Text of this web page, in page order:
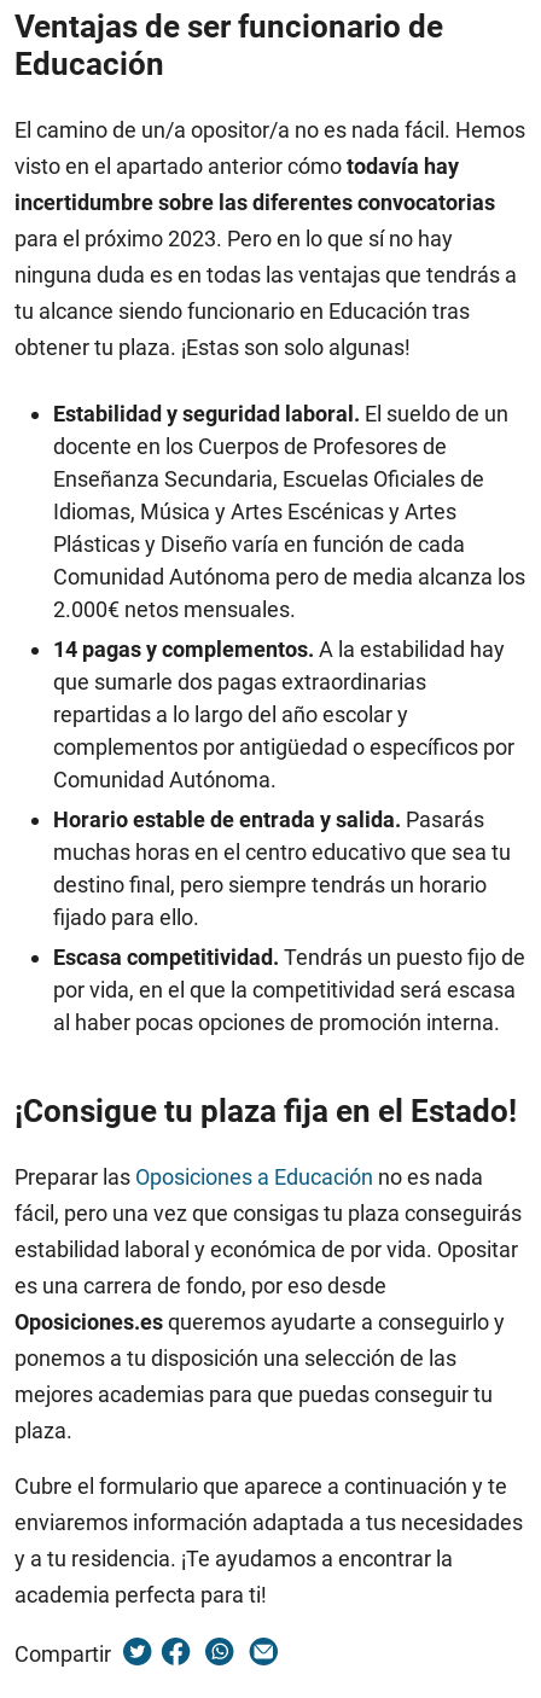
Ventajas de ser funcionario de
Educación
El camino de un/a opositor/a no es nada fácil. Hemos
visto en el apartado anterior cómotodavía hay
incertidumbre sobre las diferentes convocatorias
para el próximo 2023. Pero en lo que sí no hay
ninguna duda es en todas las ventajas que tendrás a
tu alcance siendo funcionario en Educación tras
obtener tu plaza. ¡Estas son solo algunas!
Estabilidad y seguridad laboral. El sueldo de un
docente en los Cuerpos de Profesores de
Enseñanza Secundaria, Escuelas Oficiales de
Idiomas, Música y Artes Escénicas y Artes
Plásticas y Diseño varía en función de cada
Comunidad Autónoma pero de media alcanza los
2.000€ netos mensuales.
14 pagas y complementos. A la estabilidad hay
que sumarle dos pagas extraordinarias
repartidas a lo largo del año escolar y
complementos por antigüedad o específicos por
Comunidad Autónoma.
Horario estable de entrada y salida. Pasarás
muchas horas en el centro educativo que sea tu
destino final, pero siempre tendrás un horario
fijado para ello.
Escasa competitividad. Tendrás un puesto fijo de
por vida, en el que la competitividad será escasa
al haber pocas opciones de promoción interna.
¡Consigue tu plaza fija en el Estado!
Preparar las Oposiciones a Educación no es nada
fácil, pero una vez que consigas tu plaza conseguirás
estabilidad laboral y económica de por vida. Opositar
es una carrera de fondo, por eso desde
Oposiciones.esqueremos ayudarte a conseguirlo y
ponemos a tu disposición una selección de las
mejores academias para que puedas conseguir tu
plaza.
Cubre el formulario que aparece a continuación y te
enviaremos información adaptada a tus necesidades
y a tu residencia. ¡Te ayudamos a encontrar la
academia perfecta para ti!
Compartir